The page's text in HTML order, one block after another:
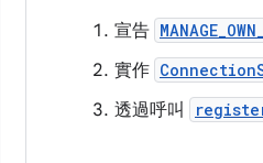
宣告
實作
透過呼叫